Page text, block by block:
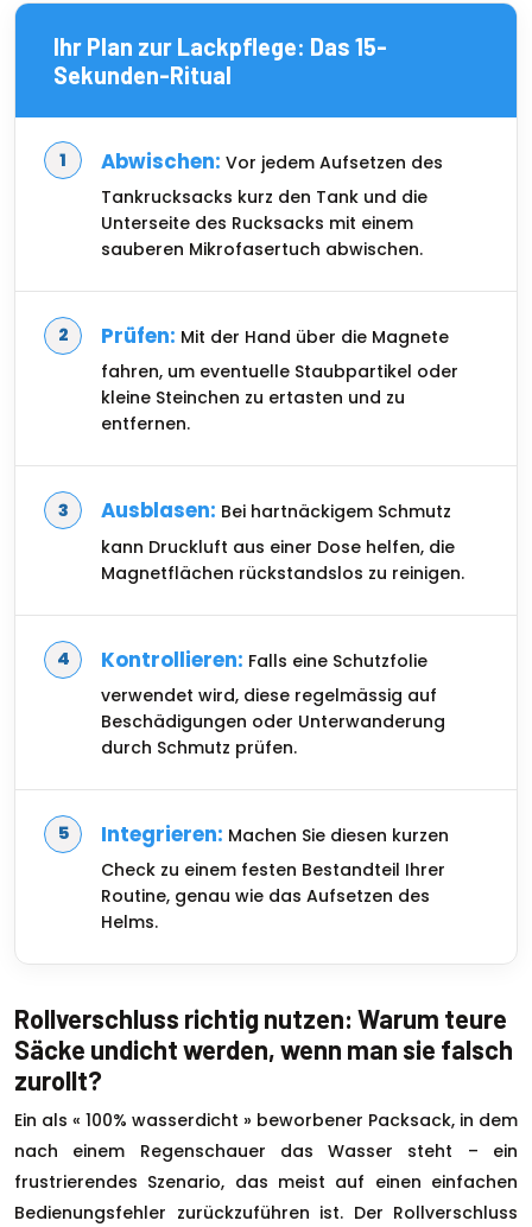
Ihr Plan zur Lackpflege: Das 15-
Sekunden-Ritual
Abwischen: Vor jedem Aufsetzen des
Tankrucksacks kurz den Tank und die
Unterseite des Rucksacks mit einem
sauberen Mikrofasertuch abwischen.
Prüfen: Mit der Hand über die Magnete
fahren, um eventuelle Staubpartikel oder
kleine Steinchen zu ertasten und zu
entfernen.
Ausblasen: Bei hartnäckigem Schmutz
kann Druckluft aus einer Dose helfen, die
Magnetflächen rückstandslos zu reinigen.
Kontrollieren: Falls eine Schutzfolie
verwendet wird, diese regelmässig auf
Beschädigungen oder Unterwanderung
durch Schmutz prüfen.
Integrieren: Machen Sie diesen kurzen
Check zu einem festen Bestandteil Ihrer
Routine, genau wie das Aufsetzen des
Helms.
Rollverschluss richtig nutzen: Warum teure
Säcke undicht werden, wenn man sie falsch
zurollt?
Ein als « 100% wasserdicht » beworbener Packsack, in dem
nach einem Regenschauer das Wasser steht – ein
frustrierendes Szenario, das meist auf einen einfachen
Bedienungsfehler zurückzuführen ist. Der Rollverschluss